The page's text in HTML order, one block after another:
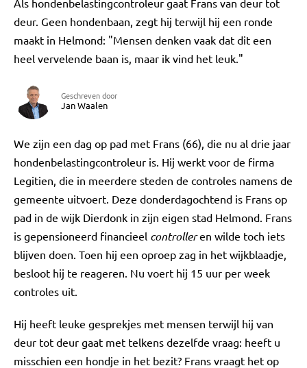
Als hondenbelastingcontroleur gaat Frans van deur tot
deur. Geen hondenbaan, zegt hij terwijl hij een ronde
maakt in Helmond: "Mensen denken vaak dat dit een
heel vervelende baan is, maar ik vind het leuk."
Geschreven door
Jan Waalen
We zijn een dag op pad met Frans (66), die nu al drie jaar
hondenbelastingcontroleur is. Hij werkt voor de firma
Legitien, die in meerdere steden de controles namens de
gemeente uitvoert. Deze donderdagochtend is Frans op
pad in de wijk Dierdonk in zijn eigen stad Helmond. Frans
is gepensioneerd financieel controlleren wilde toch iets
blijven doen. Toen hij een oproep zag in het wijkblaadje,
besloot hij te reageren. Nu voert hij 15 uur per week
controles uit.
Hij heeft leuke gesprekjes met mensen terwijl hij van
deur tot deur gaat met telkens dezelfde vraag: heeft u
misschien een hondje in het bezit? Frans vraagt het op